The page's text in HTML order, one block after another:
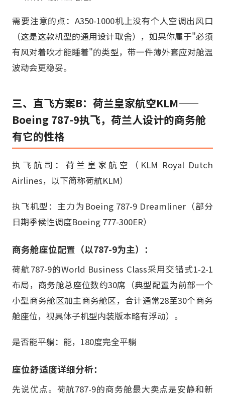
需要注意的点：A350-1000机上没有个人空调出风口
（这是这款机型的通用设计取舍），如果你属于"必须
有风对着吹才能睡着"的类型，带一件薄外套应对舱温
波动会更稳妥。
三、直飞方案B：荷兰皇家航空KLM——
Boeing 787-9执飞，荷兰人设计的商务舱
有它的性格
执飞航司：荷兰皇家航空（KLM Royal Dutch
Airlines，以下简称荷航KLM）
执飞机型：主力为Boeing 787-9 Dreamliner（部分
日期季候性调度Boeing 777-300ER）
商务舱座位配置（以787-9为主）：
荷航787-9的World Business Class采用交错式1-2-1
布局，商务舱总座位数约30席（典型配置为前部一个
小型商务舱区加主商务舱区，合计通常28至30个商务
舱座位，视具体子机型内装版本略有浮动）。
是否能平躺：能，180度完全平躺
座位舒适度详细分析：
先说优点。荷航787-9的商务舱最大卖点是安静和新